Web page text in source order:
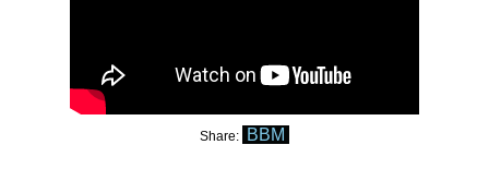
Share: BBM